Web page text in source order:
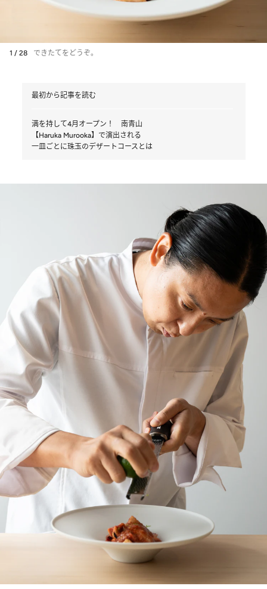
1 / 28 できたてをどうぞ。
最初から記事を読む
満を持して4月オープン！ 南青山
【Haruka Murooka】で演出される
一皿ごとに珠玉のデザートコースとは